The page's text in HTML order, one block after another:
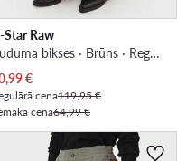
Star Raw
Auduma bikses · Brūns · Regular Fit
cena
€
cena119,95 €
cena64,99 €